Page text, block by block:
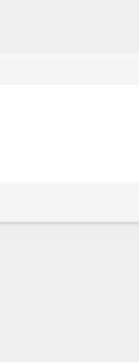
und begleiten